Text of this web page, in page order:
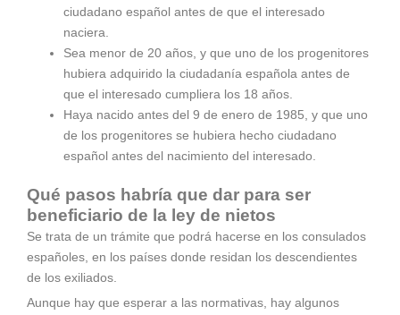
ciudadano español antes de que el interesado
naciera.
Sea menor de 20 años, y que uno de los progenitores
hubiera adquirido la ciudadanía española antes de
que el interesado cumpliera los 18 años.
Haya nacido antes del 9 de enero de 1985, y que uno
de los progenitores se hubiera hecho ciudadano
español antes del nacimiento del interesado.
Qué pasos habría que dar para ser
beneficiario de la ley de nietos
Se trata de un trámite que podrá hacerse en los consulados
españoles, en los países donde residan los descendientes
de los exiliados.
Aunque hay que esperar a las normativas, hay algunos